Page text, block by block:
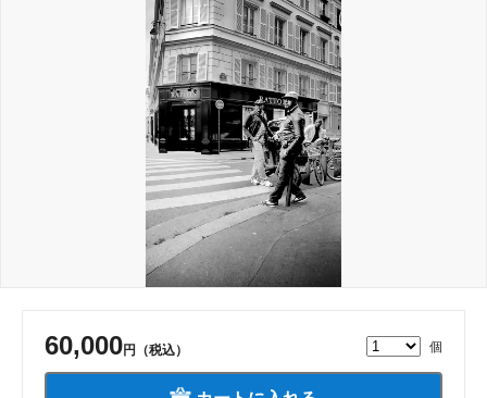
60,000円（税込） 個